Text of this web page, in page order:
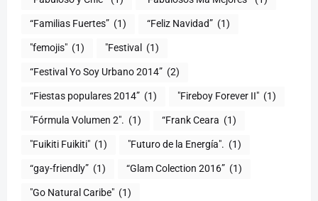
“Familias Fuertes” (1) “Feliz Navidad” (1)
"femojis" (1) "Festival (1)
“Festival Yo Soy Urbano 2014” (2)
“Fiestas populares 2014” (1) "Fireboy Forever II" (1)
"Fórmula Volumen 2". (1) “Frank Ceara (1)
"Fuikiti Fuikiti" (1) "Futuro de la Energía". (1)
“gay-friendly” (1) “Glam Colection 2016” (1)
"Go Natural Caribe" (1)